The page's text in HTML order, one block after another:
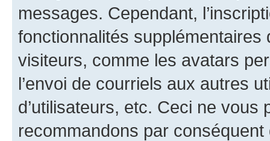
messages. Cependant,
fonctionnalités
visiteurs, comme les avatars
l’envoi de courriels aux autres
d’utilisateurs, etc. Ceci ne vous
recommandons par conséquent